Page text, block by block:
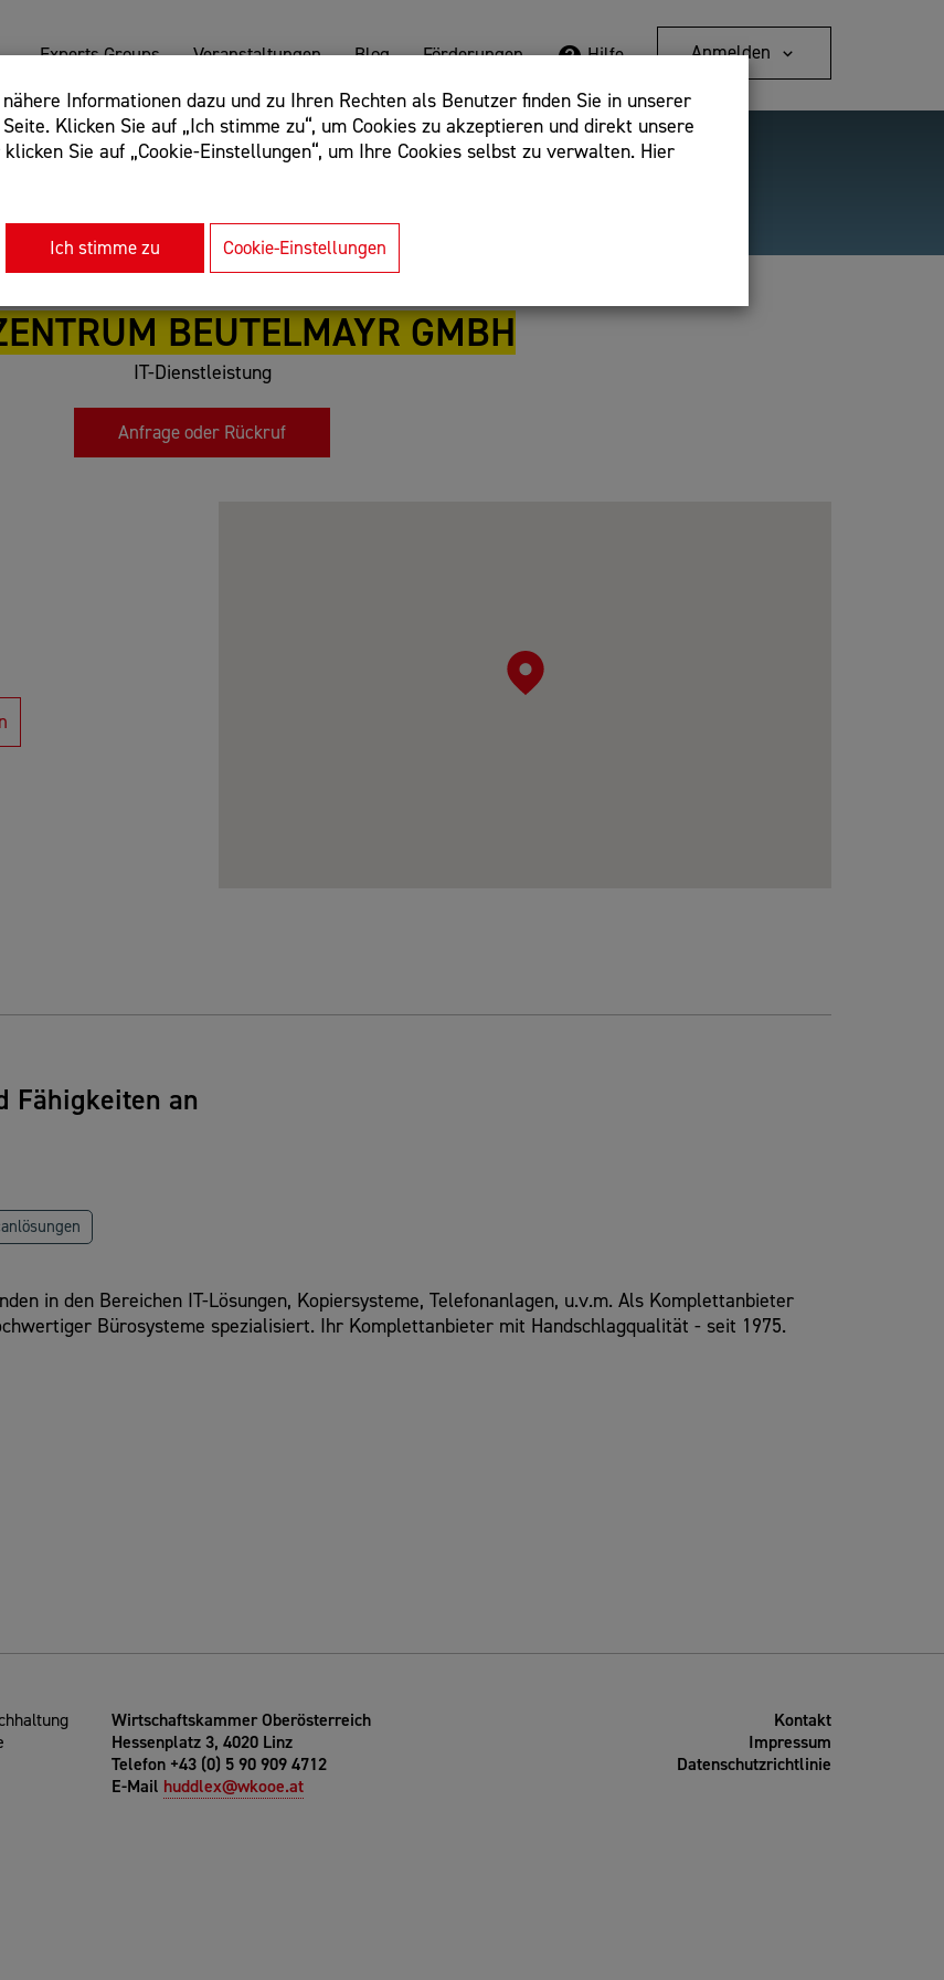
Informationen dazu und zu Ihren Rechten als Benutzer finden Sie in unserer
Klicken Sie auf „Ich stimme zu“, um Cookies zu akzeptieren und direkt unsere
Sie auf „Cookie-Einstellungen“, um Ihre Cookies selbst zu verwalten. Hier
Ich stimme zu Cookie-Einstellungen
Experts Groups Veranstaltungen Blog Förderungen Hilfe Anmelden
einschließen: +webshop, Begriff ausschließen: -webshop,
things"
Detailsuche
BEUTELMAYR GMBH
IT-Dienstleistung
Anfrage oder Rückruf
Fähigkeiten an
in den Bereichen IT-Lösungen, Kopiersysteme, Telefonanlagen, u.v.m. Als Komplettanbieter
Bürosysteme spezialisiert. Ihr Komplettanbieter mit Handschlagqualität - seit 1975.
Wirtschaftskammer Oberösterreich
Hessenplatz 3, 4020 Linz
Telefon +43 (0) 5 90 909 4712
E-Mail huddlex@wkooe.at
Kontakt
Impressum
Datenschutzrichtlinie